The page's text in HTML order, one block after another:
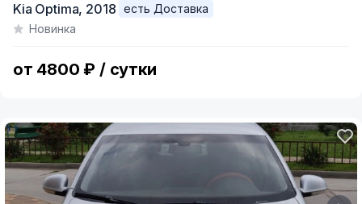
of
Kia Optima, 2018
есть Доставка
Новинка
от 4800 ₽ / сутки